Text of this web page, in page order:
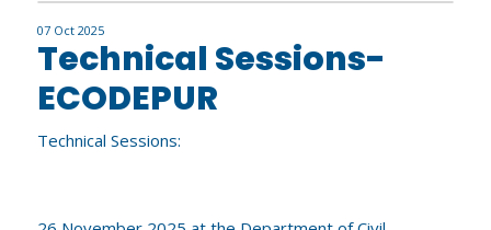
07 Oct 2025
Technical Sessions-
ECODEPUR
Technical Sessions: